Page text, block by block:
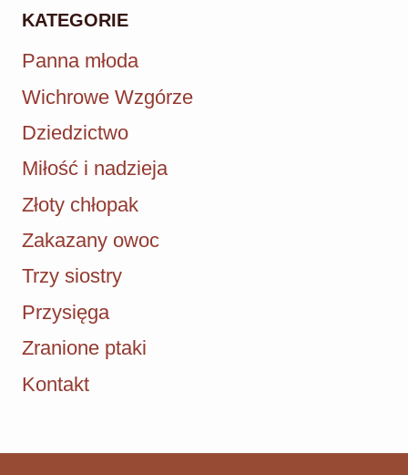
KATEGORIE
Panna młoda
Wichrowe Wzgórze
Dziedzictwo
Miłość i nadzieja
Złoty chłopak
Zakazany owoc
Trzy siostry
Przysięga
Zranione ptaki
Kontakt